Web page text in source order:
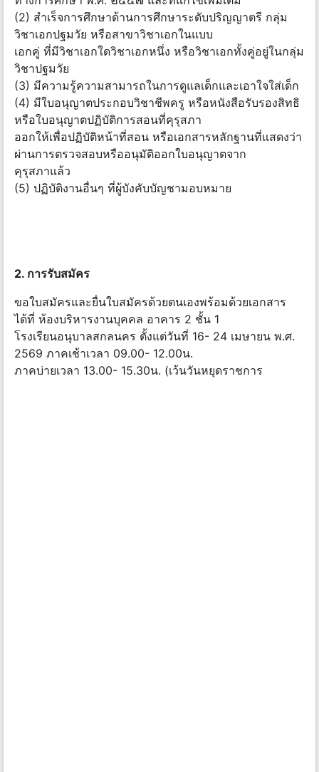
(2) สำเร็จการศึกษาด้านการศึกษาระดับปริญญาตรี กลุ่ม
วิชาเอกปฐมวัย หรือสาขาวิชาเอกในแบบ
เอกคู่ ที่มีวิชาเอกใดวิชาเอกหนึ่ง หรือวิชาเอกทั้งคู่อยู่ในกลุ่ม
วิชาปฐมวัย
(3) มีความรู้ความสามารถในการดูแลเด็กและเอาใจใส่เด็ก
(4) มีใบอนุญาตประกอบวิชาชีพครู หรือหนังสือรับรองสิทธิ
หรือใบอนุญาตปฏิบัติการสอนที่คุรุสภา
ออกให้เพื่อปฏิบัติหน้าที่สอน หรือเอกสารหลักฐานที่แสดงว่า
ผ่านการตรวจสอบหรืออนุมัติออกใบอนุญาตจาก
คุรุสภาแล้ว
(5) ปฏิบัติงานอื่นๆ ที่ผู้บังคับบัญชามอบหมาย
2. การรับสมัคร
ขอใบสมัครและยื่นใบสมัครด้วยตนเองพร้อมด้วยเอกสาร
ได้ที่ ห้องบริหารงานบุคคล อาคาร 2 ชั้น 1
โรงเรียนอนุบาลสกลนคร ตั้งแต่วันที่ 16- 24 เมษายน พ.ศ.
2569 ภาคเช้าเวลา 09.00- 12.00น.
ภาคบ่ายเวลา 13.00- 15.30น. (เว้นวันหยุดราชการ